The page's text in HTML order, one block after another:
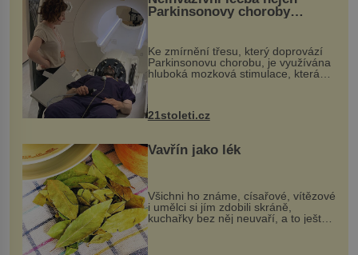
Parkinsonovy choroby
Ke zmírnění třesu, který doprovází
Parkinsonovu chorobu, je využívána
hluboká mozková stimulace, která
však vyžaduje vysoce invazivní
zákrok. Ultrazvuk zase není vhodný
k dostatečně přesnému zacílení ...
21stoleti.cz
Vavřín jako lék
Všichni ho známe, císařové, vítězové
i umělci si jím zdobili skráně,
kuchařky bez něj neuvaří, a to ještě
nevíte, že bobkový list může výrazně
zmírnit některé naše neduhy.
Obsahuje v malém množství ně...